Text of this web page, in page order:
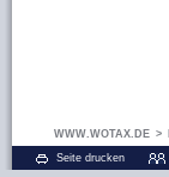
WWW.WOTAX.DE >
Seite drucken